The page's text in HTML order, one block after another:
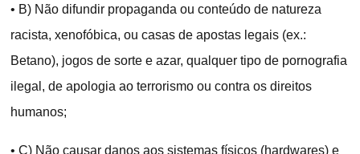
• B) Não difundir propaganda ou conteúdo de natureza
racista, xenofóbica, ou casas de apostas legais (ex.:
Betano), jogos de sorte e azar, qualquer tipo de pornografia
ilegal, de apologia ao terrorismo ou contra os direitos
humanos;
• C) Não causar danos aos sistemas físicos (hardwares) e